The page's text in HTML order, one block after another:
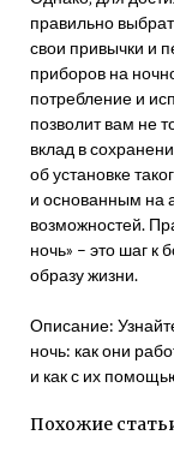
правильно
свои привычки и
приборов на
потребление и
позволит вам не
вклад в
об установке
и основанным на
возможностей.
ночь» – это шаг к
образу жизни.
Описание:
ночь: как они
и как с их
Похожие